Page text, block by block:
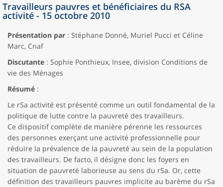
Travailleurs pauvres et bénéficiaires du RSA
activité - 15 octobre 2010
Présentation par : Stéphane Donné, Muriel Pucci et Céline
Marc, Cnaf
Discutante : Sophie Ponthieux, Insee, division Conditions de
vie des Ménages
Résumé :
Le rSa activité est présenté comme un outil fondamental de la
politique de lutte contre la pauvreté des travailleurs.
Ce dispositif complète de manière pérenne les ressources
des personnes exerçant une activité professionnelle pour
réduire la prévalence de la pauvreté au sein de la population
des travailleurs. De facto, il désigne donc les foyers en
situation de pauvreté laborieuse au sens du rSa. Or, cette
définition des travailleurs pauvres implicite au barème du rSa